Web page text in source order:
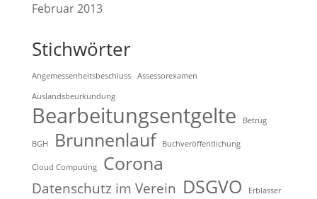
Februar 2013
Stichwörter
Angemessenheitsbeschluss Assessorexamen
Auslandsbeurkundung
Bearbeitungsentgelte Betrug
BGH Brunnenlauf Buchveröffentlichung
Cloud Computing Corona
Datenschutz im Verein DSGVO Erblasser